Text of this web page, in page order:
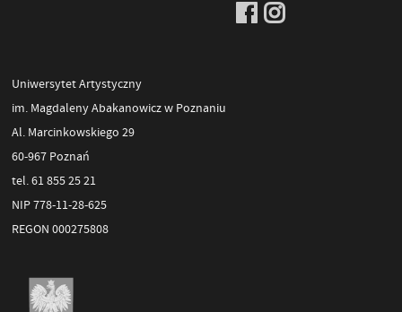
Uniwersytet Artystyczny
im. Magdaleny Abakanowicz w Poznaniu
Al. Marcinkowskiego 29
60-967 Poznań
tel. 61 855 25 21
NIP 778-11-28-625
REGON 000275808